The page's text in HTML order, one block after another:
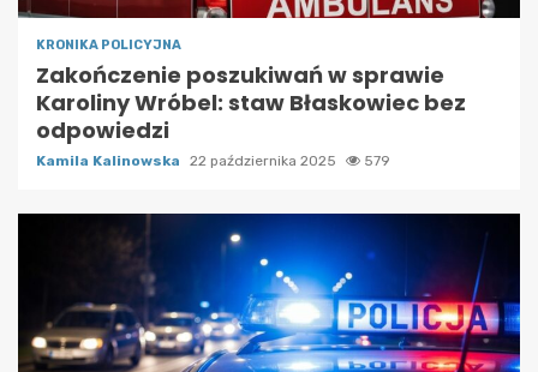
KRONIKA POLICYJNA
Zakończenie poszukiwań w sprawie
Karoliny Wróbel: staw Błaskowiec bez
odpowiedzi
Kamila Kalinowska 22 października 2025 579